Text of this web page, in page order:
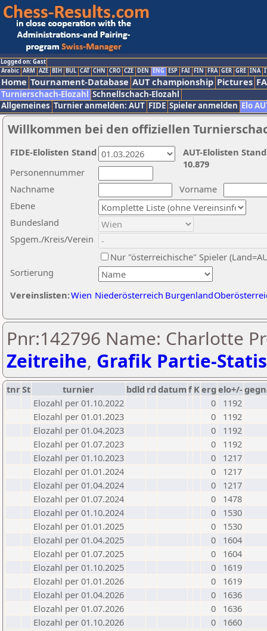
Logged on: Gast
Arabic ARM AZE BIH BUL CAT CHN CRO CZE DEN ENG ESP FAI FIN FRA GER GRE INA
Home Tournament-Database AUT championship Pictures
Turnierschach-Elozahl Schnellschach-Elozahl
Allgemeines Turnier anmelden: AUT FIDE Spieler anmelden Elo
Willkommen bei den offiziellen
Nachname
Vorname
Ebene
Sortierung
Personennummer
Bundesland
Spgem./Kreis/Verein
Nur "österreichische" Spieler
Vereinslisten:Wien Niederösterreich Burgenland
AUT-Elolisten
10.879
FIDE-Elolisten Stand
Pnr:142796 Name: Charlotte
Zeitreihe, Grafik Partie-
tnrSt turnier bdld rd datumf Kerg elo+/-
Elozahl per 01.10.2022
0
1192
Elozahl per 01.01.2023
0
1192
Elozahl per 01.04.2023
0
1192
Elozahl per 01.07.2023
0
1192
Elozahl per 01.10.2023
0
1217
Elozahl per 01.01.2024
0
1217
Elozahl per 01.04.2024
0
1217
Elozahl per 01.07.2024
0
1478
Elozahl per 01.10.2024
0
1530
Elozahl per 01.01.2025
0
1530
Elozahl per 01.04.2025
0
1604
Elozahl per 01.07.2025
0
1604
Elozahl per 01.10.2025
0
1619
Elozahl per 01.01.2026
0
1619
Elozahl per 01.04.2026
0
1636
Elozahl per 01.07.2026
0
1636
Elozahl per 01.10.2026
0 1660